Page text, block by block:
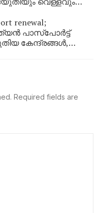
renewal;
പാസ്‌പോർട്ട്
കേന്ദ്രങ്ങൾ,
Required fields are